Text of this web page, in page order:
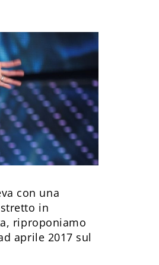
con una
in
riproponiamo
aprile 2017 sul